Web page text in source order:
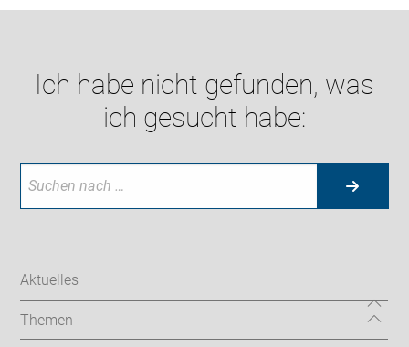
Ich habe nicht gefunden, was
ich gesucht habe:
Aktuelles
Themen